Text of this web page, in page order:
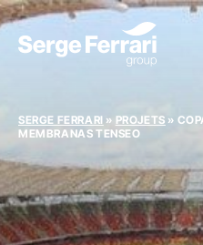
SERGE FERRARI » PROJETS »
MEMBRANAS TENSEO